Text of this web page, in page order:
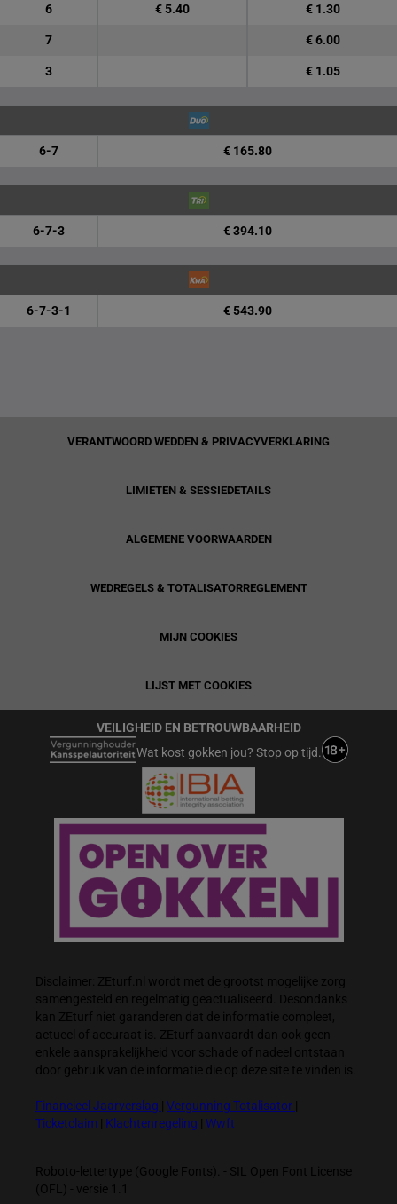
6 € 5.40 € 1.30
7 € 6.00
3 € 1.05
6-7 € 165.80
6-7-3 € 394.10
6-7-3-1 € 543.90
VERANTWOORD WEDDEN & PRIVACYVERKLARING
LIMIETEN & SESSIEDETAILS
ALGEMENE VOORWAARDEN
WEDREGELS & TOTALISATORREGLEMENT
MIJN COOKIES
LIJST MET COOKIES
VEILIGHEID EN BETROUWBAARHEID
Wat kost gokken jou? Stop op tijd.
Disclaimer: ZEturf.nl wordt met de grootst mogelijke zorg
samengesteld en regelmatig geactualiseerd. Desondanks
kan ZEturf niet garanderen dat de informatie compleet,
actueel of accuraat is. ZEturf aanvaardt dan ook geen
enkele aansprakelijkheid voor schade of nadeel ontstaan
door gebruik van de informatie die op deze site te vinden is.
Financieel Jaarverslag Vergunning Totalisator
Ticketclaim
Klachtenregeling Wwft
Roboto-lettertype (Google Fonts). - SIL Open Font License
(OFL) - versie 1.1